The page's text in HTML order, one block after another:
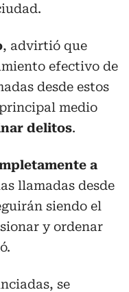
, advirtió que
efectivo de
desde estos
medio
delitos.
a
llamadas desde
siendo el
y ordenar
se